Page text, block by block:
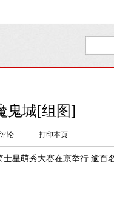
鬼城[组图]
论 打印本页